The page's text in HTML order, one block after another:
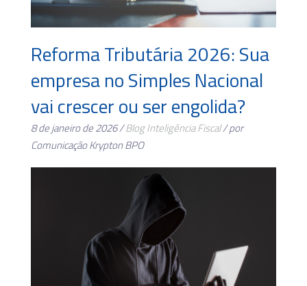
Reforma Tributária 2026: Sua
empresa no Simples Nacional
vai crescer ou ser engolida?
8 de janeiro de 2026 /BlogInteligência Fiscal/ por
Comunicação Krypton BPO